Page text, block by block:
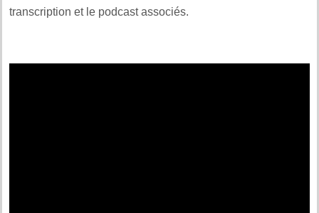
transcription et le podcast associés.